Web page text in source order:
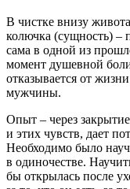
В чистке внизу
колючка (сущность) –
сама в одной из
момент душевной
отказывается от
мужчины.
Опыт – через
и этих чувств, дает
Необходимо было
в одиночестве.
бы открылась после